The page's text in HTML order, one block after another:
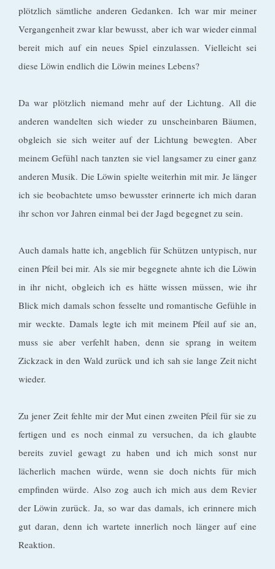
plötzlich sämtliche anderen Gedanken. Ich war mir meiner
Vergangenheit zwar klar bewusst, aber ich war wieder einmal
bereit mich auf ein neues Spiel einzulassen. Vielleicht sei
diese Löwin endlich die Löwin meines Lebens?
Da war plötzlich niemand mehr auf der Lichtung. All die
anderen wandelten sich wieder zu unscheinbaren Bäumen,
obgleich sie sich weiter auf der Lichtung bewegten. Aber
meinem Gefühl nach tanzten sie viel langsamer zu einer ganz
anderen Musik. Die Löwin spielte weiterhin mit mir. Je länger
ich sie beobachtete umso bewusster erinnerte ich mich daran
ihr schon vor Jahren einmal bei der Jagd begegnet zu sein.
Auch damals hatte ich, angeblich für Schützen untypisch, nur
einen Pfeil bei mir. Als sie mir begegnete ahnte ich die Löwin
in ihr nicht, obgleich ich es hätte wissen müssen, wie ihr
Blick mich damals schon fesselte und romantische Gefühle in
mir weckte. Damals legte ich mit meinem Pfeil auf sie an,
muss sie aber verfehlt haben, denn sie sprang in weitem
Zickzack in den Wald zurück und ich sah sie lange Zeit nicht
wieder.
Zu jener Zeit fehlte mir der Mut einen zweiten Pfeil für sie zu
fertigen und es noch einmal zu versuchen, da ich glaubte
bereits zuviel gewagt zu haben und ich mich sonst nur
lächerlich machen würde, wenn sie doch nichts für mich
empfinden würde. Also zog auch ich mich aus dem Revier
der Löwin zurück. Ja, so war das damals, ich erinnere mich
gut daran, denn ich wartete innerlich noch länger auf eine
Reaktion.